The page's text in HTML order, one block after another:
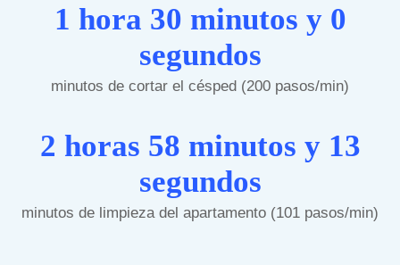
1 hora 30 minutos y 0
segundos
minutos de cortar el césped (200 pasos/min)
2 horas 58 minutos y 13
segundos
minutos de limpieza del apartamento (101 pasos/min)